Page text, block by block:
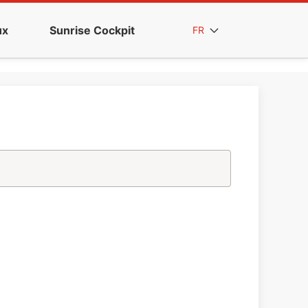
Sunrise Cockpit FR